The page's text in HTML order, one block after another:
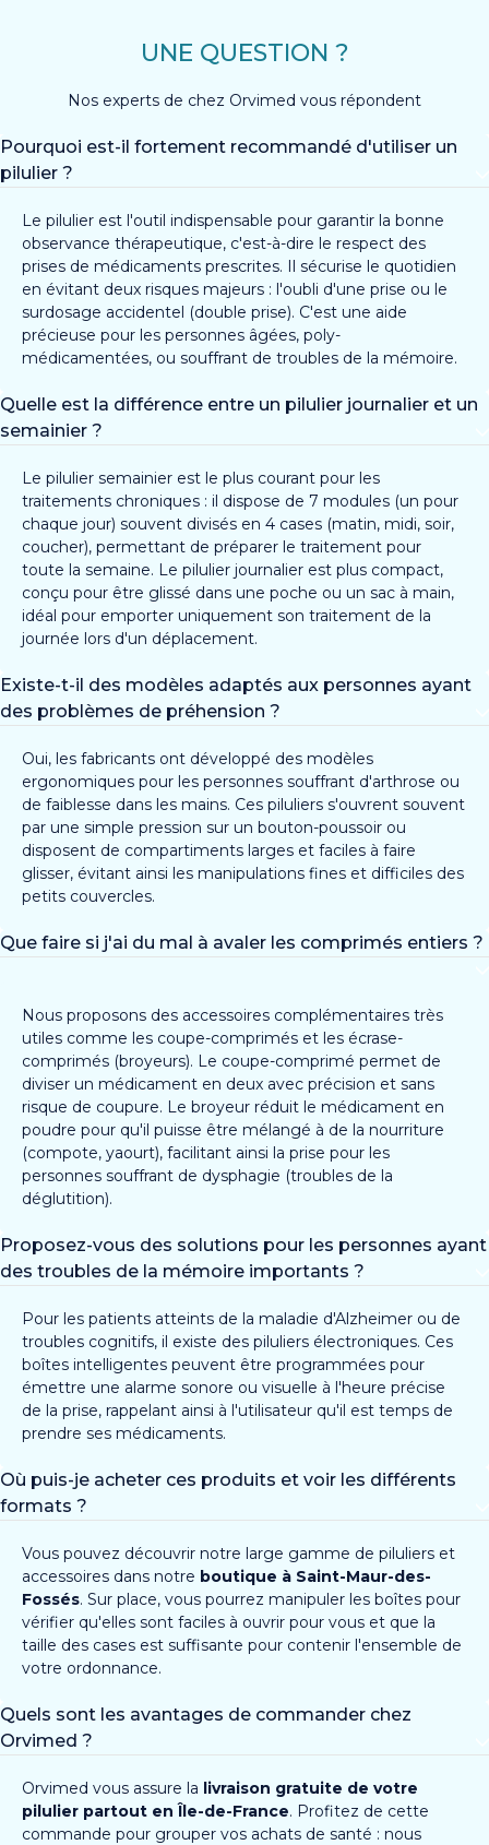
UNE QUESTION ?
Nos experts de chez Orvimed vous répondent
Pourquoi est-il fortement recommandé d'utiliser un
pilulier ?
Le pilulier est l'outil indispensable pour garantir la bonne
observance thérapeutique, c'est-à-dire le respect des
prises de médicaments prescrites. Il sécurise le quotidien
en évitant deux risques majeurs : l'oubli d'une prise ou le
surdosage accidentel (double prise). C'est une aide
précieuse pour les personnes âgées, poly-
médicamentées, ou souffrant de troubles de la mémoire.
Quelle est la différence entre un pilulier journalier et un
semainier ?
Le pilulier semainier est le plus courant pour les
traitements chroniques : il dispose de 7 modules (un pour
chaque jour) souvent divisés en 4 cases (matin, midi, soir,
coucher), permettant de préparer le traitement pour
toute la semaine. Le pilulier journalier est plus compact,
conçu pour être glissé dans une poche ou un sac à main,
idéal pour emporter uniquement son traitement de la
journée lors d'un déplacement.
Existe-t-il des modèles adaptés aux personnes ayant
des problèmes de préhension ?
Oui, les fabricants ont développé des modèles
ergonomiques pour les personnes souffrant d'arthrose ou
de faiblesse dans les mains. Ces piluliers s'ouvrent souvent
par une simple pression sur un bouton-poussoir ou
disposent de compartiments larges et faciles à faire
glisser, évitant ainsi les manipulations fines et difficiles des
petits couvercles.
Que faire si j'ai du mal à avaler les comprimés entiers ?
Nous proposons des accessoires complémentaires très
utiles comme les coupe-comprimés et les écrase-
comprimés (broyeurs). Le coupe-comprimé permet de
diviser un médicament en deux avec précision et sans
risque de coupure. Le broyeur réduit le médicament en
poudre pour qu'il puisse être mélangé à de la nourriture
(compote, yaourt), facilitant ainsi la prise pour les
personnes souffrant de dysphagie (troubles de la
déglutition).
Proposez-vous des solutions pour les personnes ayant
des troubles de la mémoire importants ?
Pour les patients atteints de la maladie d'Alzheimer ou de
troubles cognitifs, il existe des piluliers électroniques. Ces
boîtes intelligentes peuvent être programmées pour
émettre une alarme sonore ou visuelle à l'heure précise
de la prise, rappelant ainsi à l'utilisateur qu'il est temps de
prendre ses médicaments.
Où puis-je acheter ces produits et voir les différents
formats ?
Vous pouvez découvrir notre large gamme de piluliers et
accessoires dans notre boutique à Saint-Maur-des-
Fossés. Sur place, vous pourrez manipuler les boîtes pour
vérifier qu'elles sont faciles à ouvrir pour vous et que la
taille des cases est suffisante pour contenir l'ensemble de
votre ordonnance.
Quels sont les avantages de commander chez
Orvimed ?
Orvimed vous assure la livraison gratuite de votre
pilulier partout en Île-de-France. Profitez de cette
commande pour grouper vos achats de santé : nous